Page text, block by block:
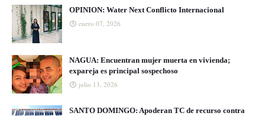
OPINION: Water Next Conflicto Internacional
enero 07, 2026
NAGUA: Encuentran mujer muerta en vivienda;
expareja es principal sospechoso
julio 13, 2026
SANTO DOMINGO: Apoderan TC de recurso contra